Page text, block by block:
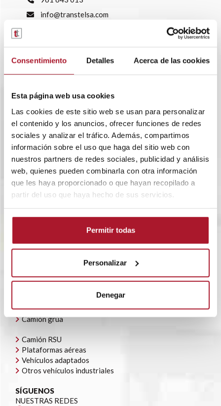
Consentimiento Detalles Acerca de las cookies
Esta página web usa cookies
Las cookies de este sitio web se usan para personalizar
el contenido y los anuncios, ofrecer funciones de redes
sociales y analizar el tráfico. Además, compartimos
información sobre el uso que haga del sitio web con
nuestros partners de redes sociales, publicidad y análisis
web, quienes pueden combinarla con otra información
que les haya proporcionado o que hayan recopilado a
partir del uso que haya hecho de sus servicios.
Permitir todas
Personalizar
Denegar
info@transtelsa.com
SOBRE TRANSTEL
BLOG
POLÍTICA CORPORATIVA
OFERTAS DE EMPLEO
NUESTRA FLOTA
Camión caja abierta
Camión grúa
Camión RSU
Plataformas aéreas
Vehículos adaptados
Otros vehículos industriales
SÍGUENOS
NUESTRAS REDES